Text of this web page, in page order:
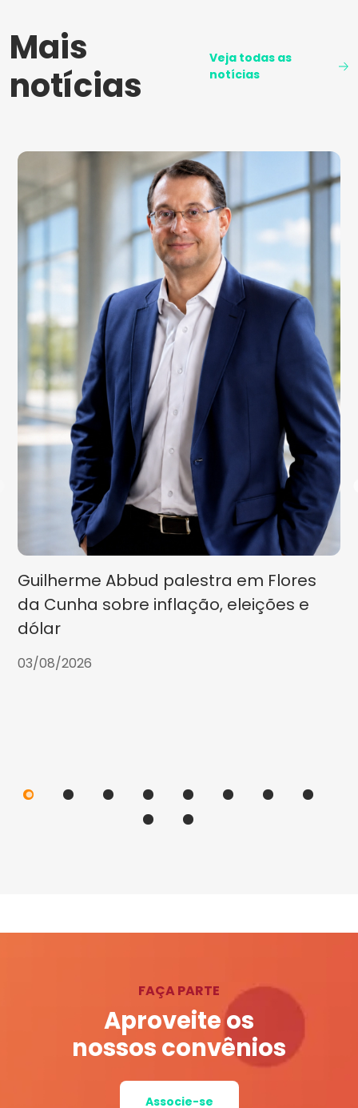
Mais
notícias
Veja todas as
notícias
Guilherme Abbud palestra em Flores
da Cunha sobre inflação, eleições e
dólar
03/08/2026
FAÇA PARTE
Aproveite os
nossos convênios
Associe-se